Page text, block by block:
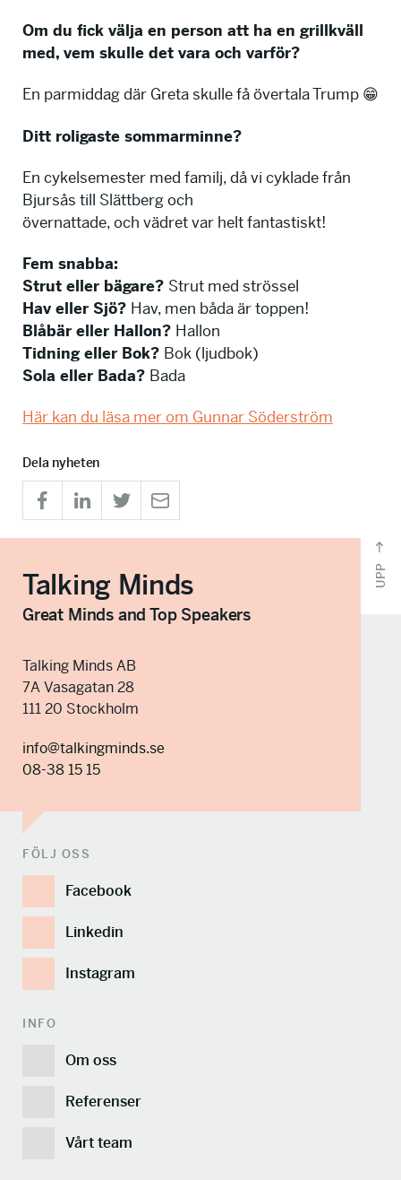
Om du fick välja en person att ha en grillkväll
med, vem skulle det vara och varför?
En parmiddag där Greta skulle få övertala Trump 😁
Ditt roligaste sommarminne?
En cykelsemester med familj, då vi cyklade från
Bjursås till Slättberg och
övernattade, och vädret var helt fantastiskt!
Fem snabba:
Strut eller bägare? Strut med strössel
Hav eller Sjö? Hav, men båda är toppen!
Blåbär eller Hallon? Hallon
Tidning eller Bok? Bok (ljudbok)
Sola eller Bada? Bada
Här kan du läsa mer om Gunnar Söderström
Dela nyheten
Talking Minds
Great Minds and Top Speakers
Talking Minds AB
7A Vasagatan 28
111 20 Stockholm
info@talkingminds.se
08-38 15 15
UPP
FÖLJ OSS
Facebook
Linkedin
Instagram
INFO
Om oss
Referenser
Vårt team